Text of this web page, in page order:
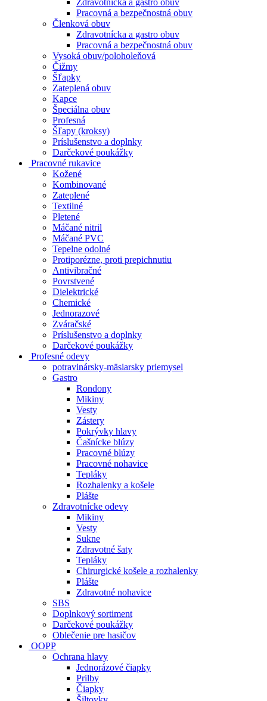
Pracovná a bezpečnostná obuv
Členková obuv
Zdravotnícka a gastro obuv
Pracovná a bezpečnostná obuv
Vysoká obuv/poloholeňová
Čižmy
Šľapky
Zateplená obuv
Kapce
Špeciálna obuv
Profesná
Šľapy (kroksy)
Príslušenstvo a doplnky
Darčekové poukážky
Pracovné rukavice
Kožené
Kombinované
Zateplené
Textilné
Pletené
Máčané nitril
Máčané PVC
Tepelne odolné
Protiporézne, proti prepichnutiu
Antivibračné
Povrstvené
Dielektrické
Chemické
Jednorazové
Zváračské
Príslušenstvo a doplnky
Darčekové poukážky
Profesné odevy
potravinársky-mäsiarsky priemysel
Gastro
Rondony
Mikiny
Vesty
Zástery
Pokrývky hlavy
Čašnícke blúzy
Pracovné blúzy
Pracovné nohavice
Tepláky
Rozhalenky a košele
Plášte
Zdravotnícke odevy
Mikiny
Vesty
Sukne
Zdravotné šaty
Tepláky
Chirurgické košele a rozhalenky
Plášte
Zdravotné nohavice
SBS
Doplnkový sortiment
Darčekové poukážky
Oblečenie pre hasičov
OOPP
Ochrana hlavy
Jednorázové čiapky
Prilby
Čiapky